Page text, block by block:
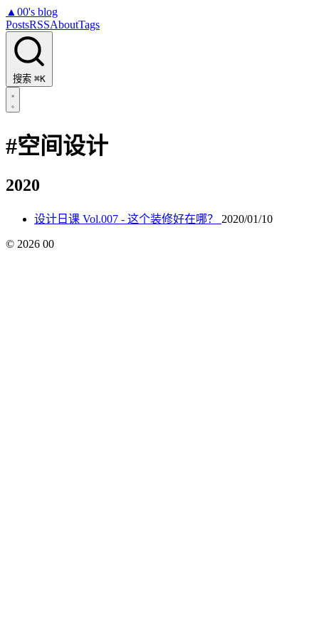
▲ 00's blog
PostsRSSAboutTags
搜索 ⌘K
#空间设计
2020
设计日课 Vol.007 - 这个装修好在哪？ 2020/01/10
© 2026 00